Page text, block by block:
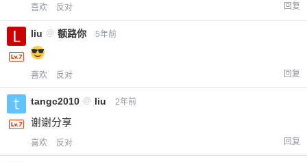
喜欢 反对 回复
liu @ 额路你 5年前
喜欢 反对 回复
tangc2010 @ liu 2年前
谢谢分享
喜欢 反对 回复